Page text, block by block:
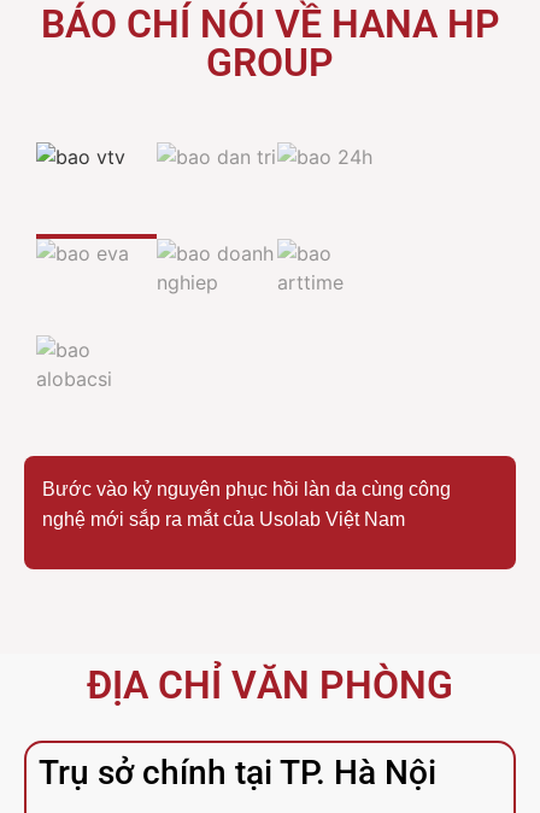
BÁO CHÍ NÓI VỀ HANA HP
GROUP
Bước vào kỷ nguyên phục hồi làn da cùng công
nghệ mới sắp ra mắt của Usolab Việt Nam
ĐỊA CHỈ VĂN PHÒNG
Trụ sở chính tại TP. Hà Nội